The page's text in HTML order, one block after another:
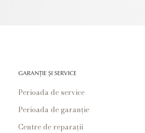
GARANȚIE ȘI SERVICE
Perioada de service
Perioada de garanție
Centre de reparații